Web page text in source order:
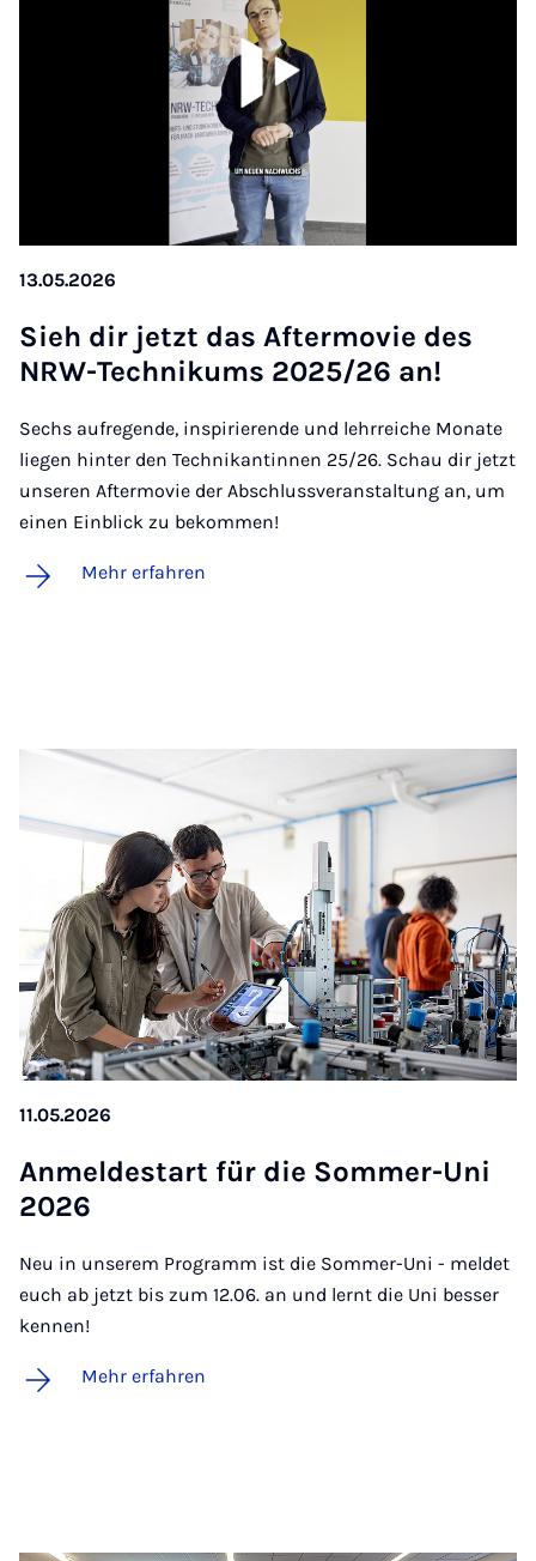
13.05.2026
Sieh dir jetzt das Af­ter­mo­vie des
NRW-Tech­ni­kums 2025/26 an!
Sechs aufregende, inspirierende und lehrreiche Monate
liegen hinter den Technikantinnen 25/26. Schau dir jetzt
unseren Aftermovie der Abschlussveranstaltung an, um
einen Einblick zu bekommen!
Mehr erfahren
11.05.2026
An­mel­de­st­art für die Som­mer-Uni
2026
Neu in unserem Programm ist die Sommer-Uni - meldet
euch ab jetzt bis zum 12.06. an und lernt die Uni besser
kennen!
Mehr erfahren